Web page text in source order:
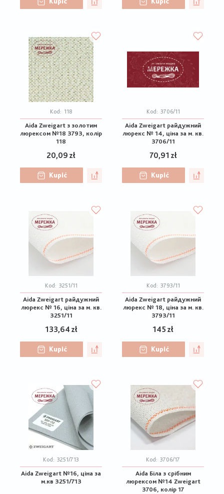
Kod: 118
Aida Zweigart з золотим
люрексом №18 3793, колір
118
20,09 zł
Kupić
Kod: 3706/11
Aida Zweigart райдужний
люрекс № 14, ціна за м. кв.
3706/11
70,91 zł
Kupić
Kod: 3251/11
Aida Zweigart райдужний
люрекс № 16, ціна за м. кв.
3251/11
133,64 zł
Kupić
Kod: 3793/11
Aida Zweigart райдужний
люрекс № 18, ціна за м. кв.
3793/11
145 zł
Kupić
Kod: 3251/713
Aida Zweigart №16, ціна за
м.кв 3251/713
Kod: 3706/17
Aida Біла з срібним
люрексом №14 Zweigart
3706, колір 17